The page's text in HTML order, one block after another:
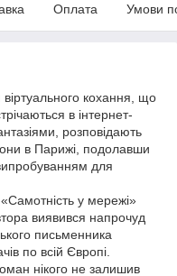
Оплата Умови
кохання, що
в інтернет-
розповідають
вони в Парижі, подолавши
для
у мережі»
виявився напрочуд
письменника
по всій Європі.
нікого не залишив